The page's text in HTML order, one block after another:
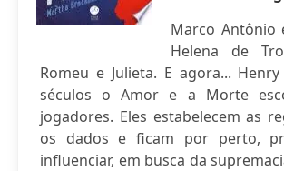
Marco Antônio
Helena de
Romeu e Julieta. E agora...
séculos o Amor e a Morte
jogadores. Eles estabelecem as
os dados e ficam por perto,
influenciar, em busca da